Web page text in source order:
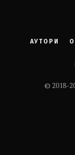
АУТОРИ
© 2018-